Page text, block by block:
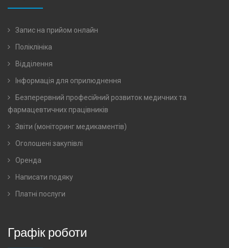
Запис на прийом онлайн
Поліклініка
Відділення
Інформація для оприлюднення
Безперервний професійний розвиток медичних та
фармацевтичних працівників
Звіти (моніторинг медикаментів)
Оголошені закупівлі
Оренда
Написати подяку
Платні послуги
Графік роботи